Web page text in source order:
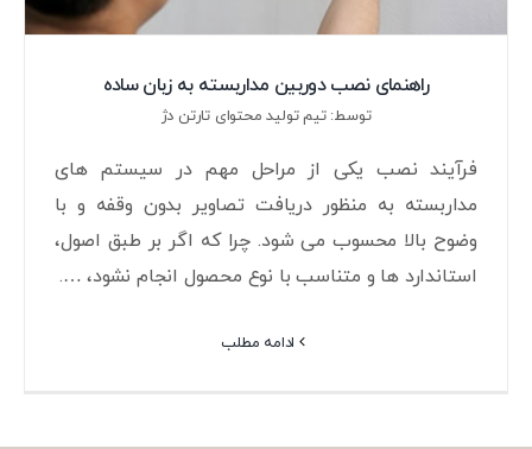
راهنمای نصب دوربین مداربسته به زبان ساده
توسط: تیم تولید محتوای تارتن دژ
فرآیند نصب یکی از مراحل مهم در سیستم های
مداربسته به منظور دریافت تصاویر بدون وقفه و با
وضوح بالا محسوب می شود. چرا که اگر بر طبق اصول،
استاندارد ها و متناسب با نوع محصول انجام نشود، ….
ادامه مطلب